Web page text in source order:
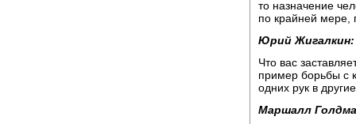
то назначение
по крайней мере,
Юрий Жигалкин:
Что вас
пример борьбы с
одних рук в
Маршалл